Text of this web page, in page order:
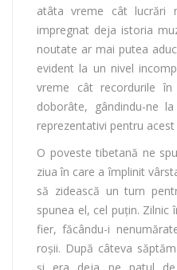
atâta vreme cât lucrări
impregnat deja istoria
noutate ar mai putea
evident la un nivel
vreme cât recordurile
doborâte, gândindu-ne
reprezentativi pentru acest
O poveste tibetană ne
ziua în care a împlinit
să zidească un turn
spunea el, cel puțin.
fier, făcându-i
roșii. După câteva